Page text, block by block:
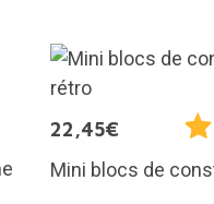
22,45€
Mini blocs de